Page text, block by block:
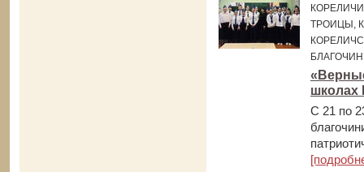
ТРОИЦЫ,
школах
С 21 по